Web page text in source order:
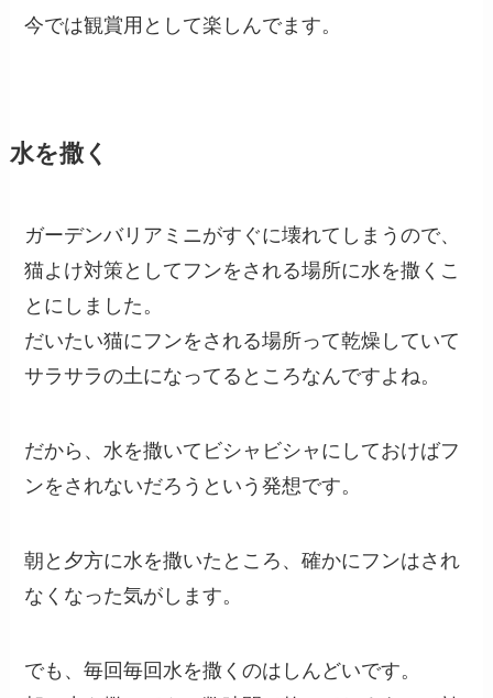
今では観賞用として楽しんでます。
水を撒く
ガーデンバリアミニがすぐに壊れてしまうので、
猫よけ対策としてフンをされる場所に水を撒くこ
とにしました。
だいたい猫にフンをされる場所って乾燥していて
サラサラの土になってるところなんですよね。
だから、水を撒いてビシャビシャにしておけばフ
ンをされないだろうという発想です。
朝と夕方に水を撒いたところ、確かにフンはされ
なくなった気がします。
でも、毎回毎回水を撒くのはしんどいです。